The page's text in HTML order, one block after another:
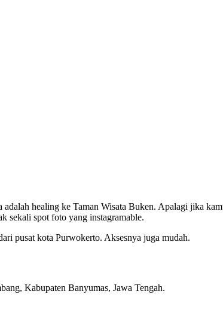
healing ke Taman Wisata Buken. Apalagi jika
sekali spot foto yang instagramable.
pusat kota Purwokerto. Aksesnya juga mudah.
Kabupaten Banyumas, Jawa Tengah.